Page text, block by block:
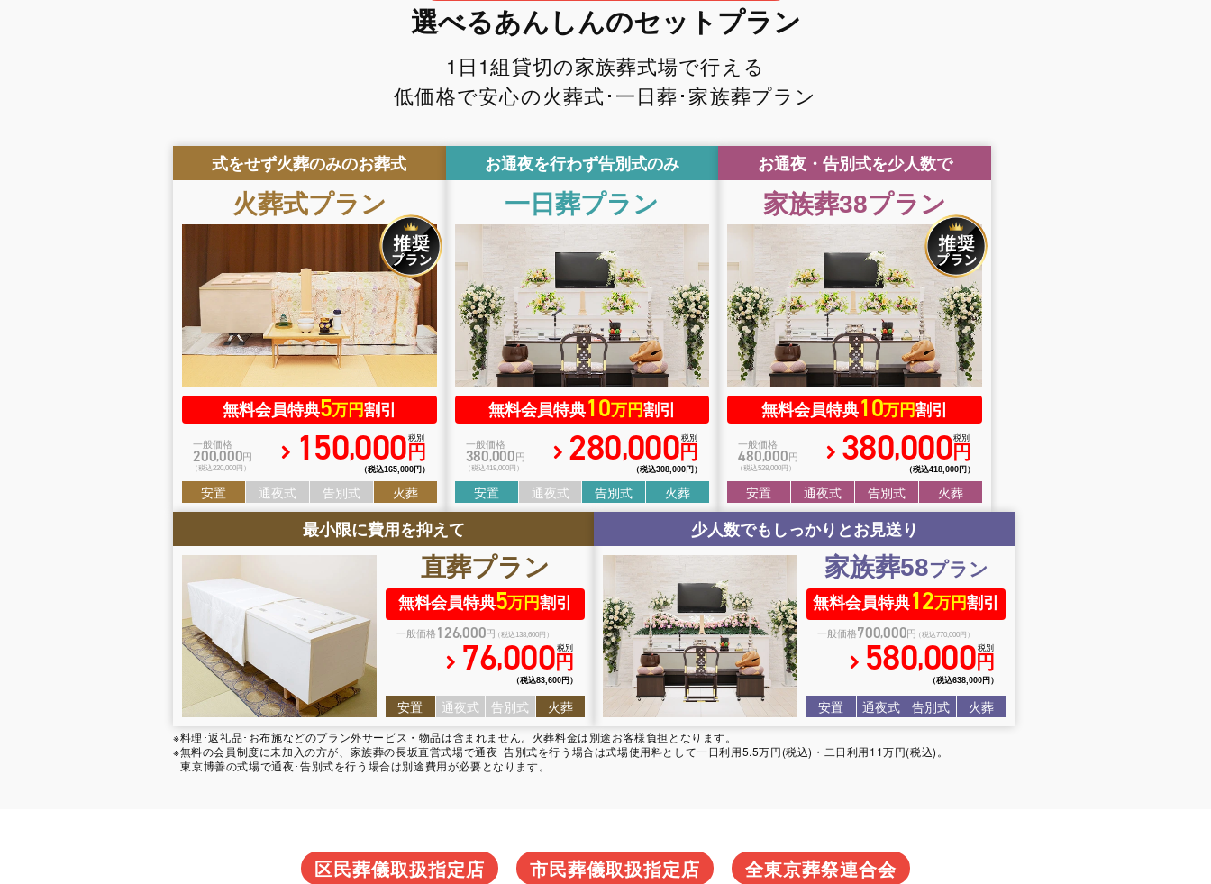
選べるあんしんのセットプラン
1日1組貸切の家族葬式場で行える
低価格で安心の火葬式･一日葬･家族葬プラン
式をせず火葬のみのお葬式
火葬式プラン
無料会員特典5万円割引
一般価格
200,000円
（税込220,000円） 150,000 円
税別
（税込165, 000円）
安置 通夜式 告別式 火葬
お通夜を行わず告別式のみ
一日葬プラン
無料会員特典10万円割引
一般価格
380,000円
（税込418,000円） 280,000円
税別
（税込308 ,000円）
安置 通夜式 告別式 火葬
お通夜・告別式を少人数で
家族葬38プラン
無料会員特典10万円割引
一般価格
480,000円
（税込528,000円） 380,000円
税別
（税込418, 000円）
安置 通夜式 告別式 火葬
最小限に費用を抑えて
直葬プラン
無料会員特典5万円割引
一般価格 126,000円 （税込138,600円）
76,000円
税別
（税込83 600円）
安置 通夜式 告別式 火葬
少人数でもしっかりとお見送り
家族葬58プラン
無料会員特典12万円割引
一般価格700,000円 （税込770,000円）
580,000円
税別
（税込638 000円）
安置 通夜式 告別式 火葬
※料理･返礼品･お布施などのプラン外サービス・物品は含まれません。火葬料金は別途お客様負担となります。
※無料の会員制度に未加入の方が、家族葬の長坂直営式場で通夜･告別式を行う場合は式場使用料として一日利用5.5万円(税込)・二日利用11万円(税込)。
東京博善の式場で通夜･告別式を行う場合は別途費用が必要となります。
区民葬儀取扱指定店 市民葬儀取扱指定店 全東京葬祭連合会